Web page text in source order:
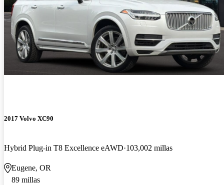
2017 Volvo XC90
Hybrid Plug-in T8 Excellence eAWD 103,002 millas
Eugene, OR
89 millas